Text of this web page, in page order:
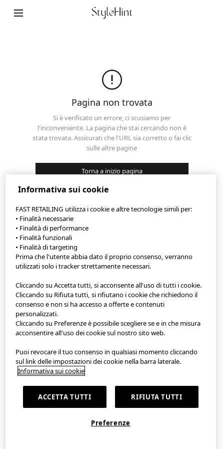
©FAST RETAILING CO., LTD.
Pagina non trovata
Si è verificato un errore, ci scusiamo per
l'inconveniente. La pagina che stai cercando non è
stata trovata. Assicurati che l'URL sia corretto o fai clic
sulle altre pagine
Torna a inizio pagina
App StyleHint
Informativa sulla privacy
Mappa del sito
Contatti
Descrizione della società
©FAST RETAILING CO., LTD.
Informativa sui cookie
FAST RETAILING utilizza i cookie e altre tecnologie simili per:
• Finalità necessarie
• Finalità di performance
• Finalità funzionali
• Finalità di targeting
Prima che l'utente abbia dato il proprio consenso, verranno
utilizzati solo i tracker strettamente necessari.
Cliccando su Accetta tutti, si acconsente all'uso di tutti i cookie.
Cliccando su Rifiuta tutti, si rifiutano i cookie che richiedono il
consenso e non si ha accesso a offerte e contenuti
personalizzati.
Cliccando su Preferenze è possibile scegliere se e in che misura
acconsentire all'uso dei cookie sul nostro sito web.
Puoi revocare il tuo consenso in qualsiasi momento cliccando
sul link delle impostazioni dei cookie nella barra laterale.
Informativa sui cookie
ACCETTA TUTTI RIFIUTA TUTTI
Preferenze